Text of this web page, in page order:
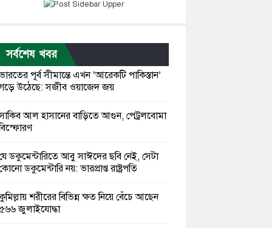
সর্বশেষ খবর
পূর্ব সীমান্তে এখন ‘আরেকটি পাকিস্তান’
উঠেছে: সজীব ওয়াজেদ জয়
আল হাসানের বাড়িতে আগুন, পেট্রলবোমা
ডকুমেন্টারিতে আবু সাঈদের ছবি নেই, সেটা
ডকুমেন্টারি নয়: ভারপ্রাপ্ত রাষ্ট্রপতি
শরীরের বিভিন্ন ক্ষত নিয়ে বেঁচে আছেন
জুলাইযোদ্ধা